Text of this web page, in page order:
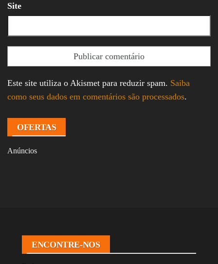
Site
Este site utiliza o Akismet para reduzir spam. Saiba
como seus dados em comentários são processados.
OFERTAS
Anúncios
ENCONTRE-NOS